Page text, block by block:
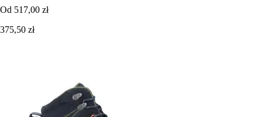
Od 517,00 zł
375,50 zł